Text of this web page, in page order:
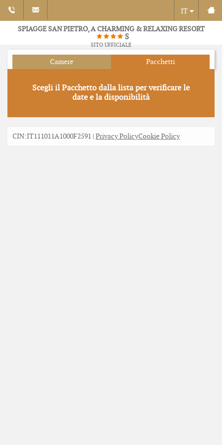
SPIAGGE SAN PIETRO, A CHARMING & RELAXING RESORT
S
SITO UFFICIALE
IT
Camere Pacchetti
Scegli il Pacchetto dalla lista per verificare le
date e la disponibilità
CIN:IT111011A1000F2591 | Privacy PolicyCookie Policy